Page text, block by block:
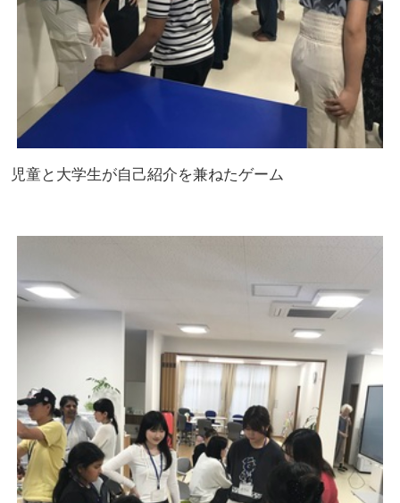
児童と大学生が自己紹介を兼ねたゲーム